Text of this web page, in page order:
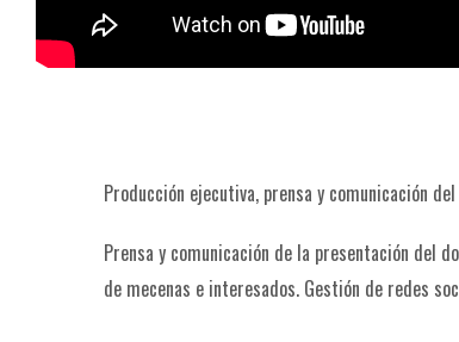
Producción ejecutiva, prensa y comunicación
Prensa y comunicación de la presentación del
de mecenas e interesados. Gestión de redes